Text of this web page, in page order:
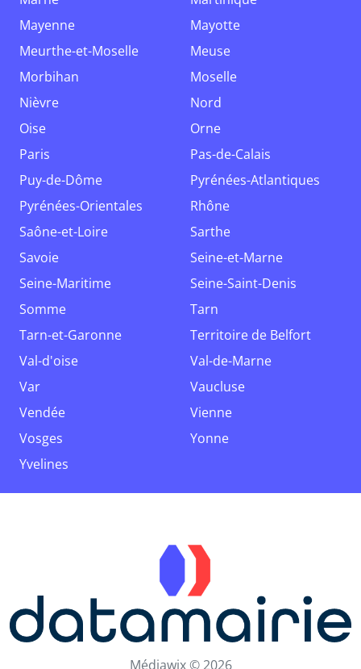
Mayenne
Mayotte
Meurthe-et-Moselle
Meuse
Morbihan
Moselle
Nièvre
Nord
Oise
Orne
Paris
Pas-de-Calais
Puy-de-Dôme
Pyrénées-Atlantiques
Pyrénées-Orientales
Rhône
Saône-et-Loire
Sarthe
Savoie
Seine-et-Marne
Seine-Maritime
Seine-Saint-Denis
Somme
Tarn
Tarn-et-Garonne
Territoire de Belfort
Val-d'oise
Val-de-Marne
Var
Vaucluse
Vendée
Vienne
Vosges
Yonne
Yvelines
Médiawix © 2026